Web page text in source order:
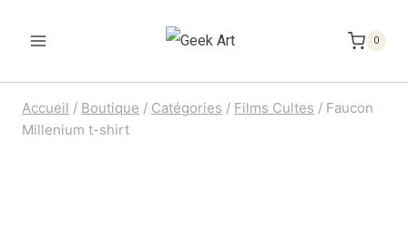
0
Accueil / Boutique / Catégories / Films Cultes / Faucon
Millenium t-shirt